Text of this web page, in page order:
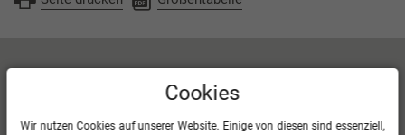
Eine Trainingsjacke wäre zu viel, aber du brauchst trotzdem eine
Cookies
Wir nutzen Cookies auf unserer Website. Einige von diesen sind essenziell,